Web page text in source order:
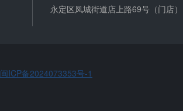
永定区凤城街道店上路69号（门店）
闽ICP备2024073353号-1